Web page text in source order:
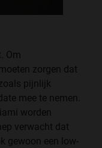
Om
zorgen dat
pijnlijk
mee te nemen.
worden
verwacht dat
gewoon een low-